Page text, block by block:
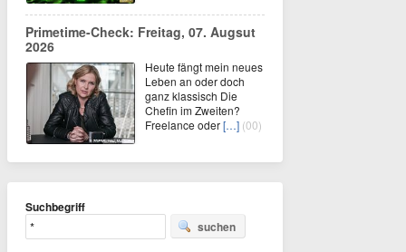
Primetime-Check: Freitag, 07. Augsut
2026
Heute fängt mein neues
Leben an oder doch
ganz klassisch Die
Chefin im Zweiten?
Freelance oder[…] (00)
Suchbegriff
suchen